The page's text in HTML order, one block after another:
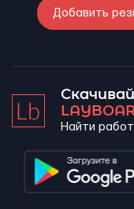
Добавить
Найти